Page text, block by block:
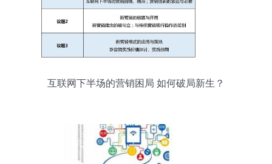
互联网下半场的营销困局 如何破局新生？